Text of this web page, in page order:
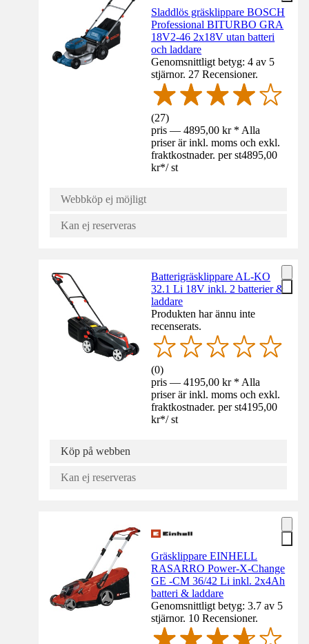
Sladdlös gräsklippare BOSCH
Professional BITURBO GRA
18V2-46 2x18V utan batteri
och laddare
Genomsnittligt betyg: 4 av 5
stjärnor. 27 Recensioner.
(27)
pris — 4895,00 kr * Alla
priser är inkl. moms och exkl.
fraktkostnader. per st4895,00
kr*/ st
Webbköp ej möjligt
Kan ej reserveras
Batterigräsklippare AL-KO
32.1 Li 18V inkl. 2 batterier &
laddare
Produkten har ännu inte
recenserats.
(0)
pris — 4195,00 kr * Alla
priser är inkl. moms och exkl.
fraktkostnader. per st4195,00
kr*/ st
Köp på webben
Kan ej reserveras
Gräsklippare EINHELL
RASARRO Power-X-Change
GE -CM 36/42 Li inkl. 2x4Ah
batteri & laddare
Genomsnittligt betyg: 3.7 av 5
stjärnor. 10 Recensioner.